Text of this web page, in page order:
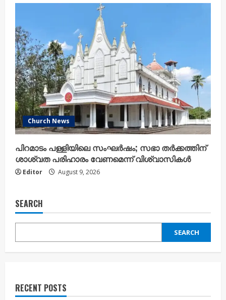
Church News
പിറമാടം പള്ളിയിലെ സംഘർഷം; സഭാ തർക്കത്തിന്
ശാശ്വത പരിഹാരം വേണമെന്ന് വിശ്വാസികൾ
Editor August 9, 2026
SEARCH
SEARCH
RECENT POSTS